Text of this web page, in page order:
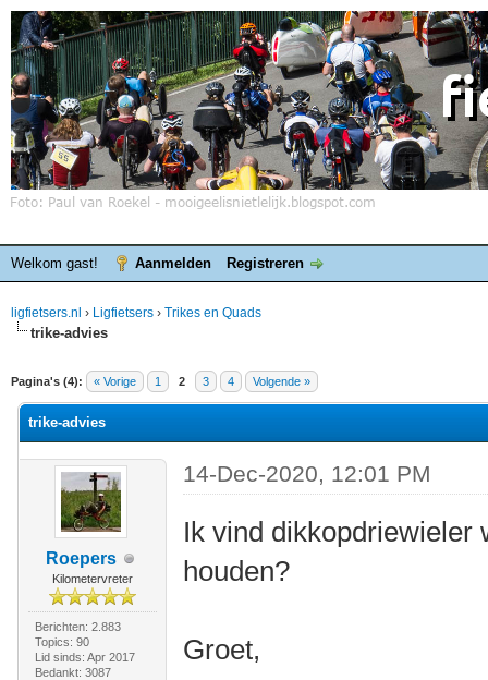
Welkom gast! Aanmelden Registreren
ligfietsers.nl › Ligfietsers › Trikes en Quads
trike-advies
Pagina's (4): « Vorige 1 2 3 4 Volgende »
waardering is 0
trike-advies
Roepers
Kilometervreter
Berichten: 2.883
Topics: 90
Lid sinds: Apr 2017
Bedankt: 3087
14-Dec-2020, 12:01 PM
Ik vind dikkopdriewieler
houden?
Groet,